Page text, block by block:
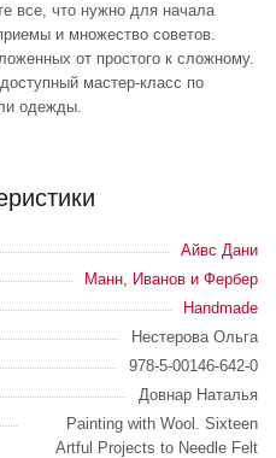
все, что нужно для начала
и множество советов.
от простого к сложному.
мастер-класс по
одежды.
Айвс Дани
Манн, Иванов и Фербер
Handmade
Нестерова Ольга
978-5-00146-642-0
Довнар Наталья
Painting with Wool. Sixteen
Artful Projects to Needle Felt